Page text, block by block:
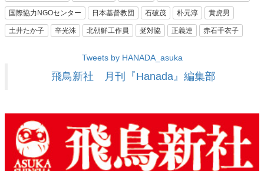
国際協力NGOセンター 日本基督教団 石破茂 朴元淳 黄虎男
土井たか子 辛光洙 北朝鮮工作員 挺対協 正義連 赤石千衣子
Tweets by HANADA_asuka
飛鳥新社 月刊『Hanada』編集部